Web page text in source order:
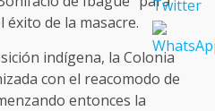
éxito de la masacre.
indígena, la Colonia
con el reacomodo de
entonces la